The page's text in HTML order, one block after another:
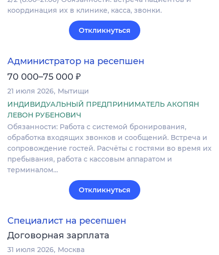
координация их в клинике, касса, звонки.
Откликнуться
Администратор на ресепшен
70 000–75 000 ₽
21 июля 2026 Мытищи
ИНДИВИДУАЛЬНЫЙ ПРЕДПРИНИМАТЕЛЬ АКОПЯН
ЛЕВОН РУБЕНОВИЧ
Обязанности: Работа с системой бронирования,
обработка входящих звонков и сообщений. Встреча и
сопровождение гостей. Расчёты с гостями во время их
пребывания, работа с кассовым аппаратом и
терминалом…
Откликнуться
Специалист на ресепшен
Договорная зарплата
31 июля 2026 Москва